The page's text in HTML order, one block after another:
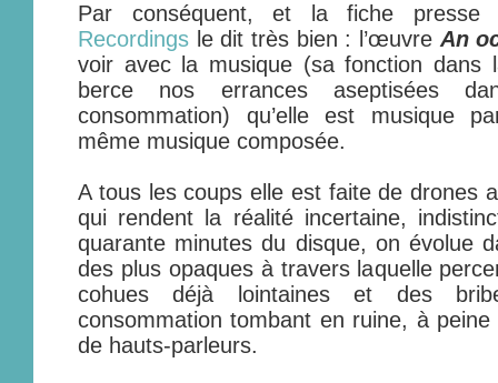
Par conséquent, et la fiche
Recordings le dit très bien : l’œuvre An
voir avec la musique (sa fonction dans
berce nos errances aseptisées
consommation) qu’elle est musique
même musique composée.
A tous les coups elle est faite de drones
qui rendent la réalité incertaine,
quarante minutes du disque, on évolue
des plus opaques à travers laquelle
cohues déjà lointaines et des
consommation tombant en ruine, à
de hauts-parleurs.